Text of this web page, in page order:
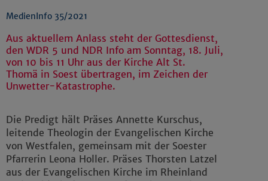
MedienInfo 35/2021
Aus aktuellem Anlass steht der Gottesdienst,
den WDR 5 und NDR Info am Sonntag, 18. Juli,
von 10 bis 11 Uhr aus der Kirche Alt St.
Thomä in Soest übertragen, im Zeichen der
Unwetter-Katastrophe.
Die Predigt hält Präses Annette Kurschus,
leitende Theologin der Evangelischen Kirche
von Westfalen, gemeinsam mit der Soester
Pfarrerin Leona Holler. Präses Thorsten Latzel
aus der Evangelischen Kirche im Rheinland